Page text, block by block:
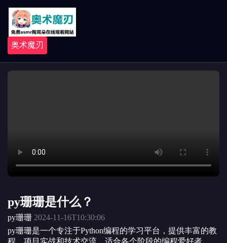
奥术魔刃
py珊珊是什么？
py珊珊 2024-11-16T10:30:06
py珊珊是一个专注于Python编程的学习平台，提供丰富的教